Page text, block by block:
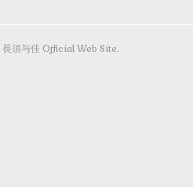
長須与佳 Official Web Site.